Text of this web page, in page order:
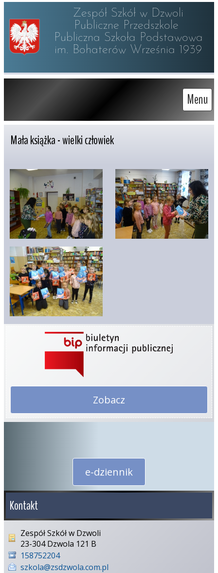
Zespół Szkół w Dzwoli
Publiczne Przedszkole
Publiczna Szkoła Podstawowa
im. Bohaterów Września 1939
Menu
Mała książka - wielki człowiek
Zobacz
e-dziennik
Kontakt
Zespół Szkół w Dzwoli
23-304 Dzwola 121 B
158752204
szkola@zsdzwola.com.pl